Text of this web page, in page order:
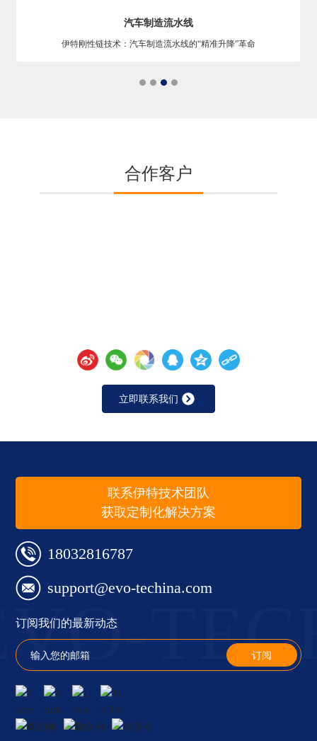
汽车制造流水线
伊特刚性链技术：汽车制造流水线的“精准升降”革命
合作客户
立即联系我们
联系伊特技术团队
获取定制化解决方案
18032816787
support@evo-techina.com
订阅我们的最新动态
订阅